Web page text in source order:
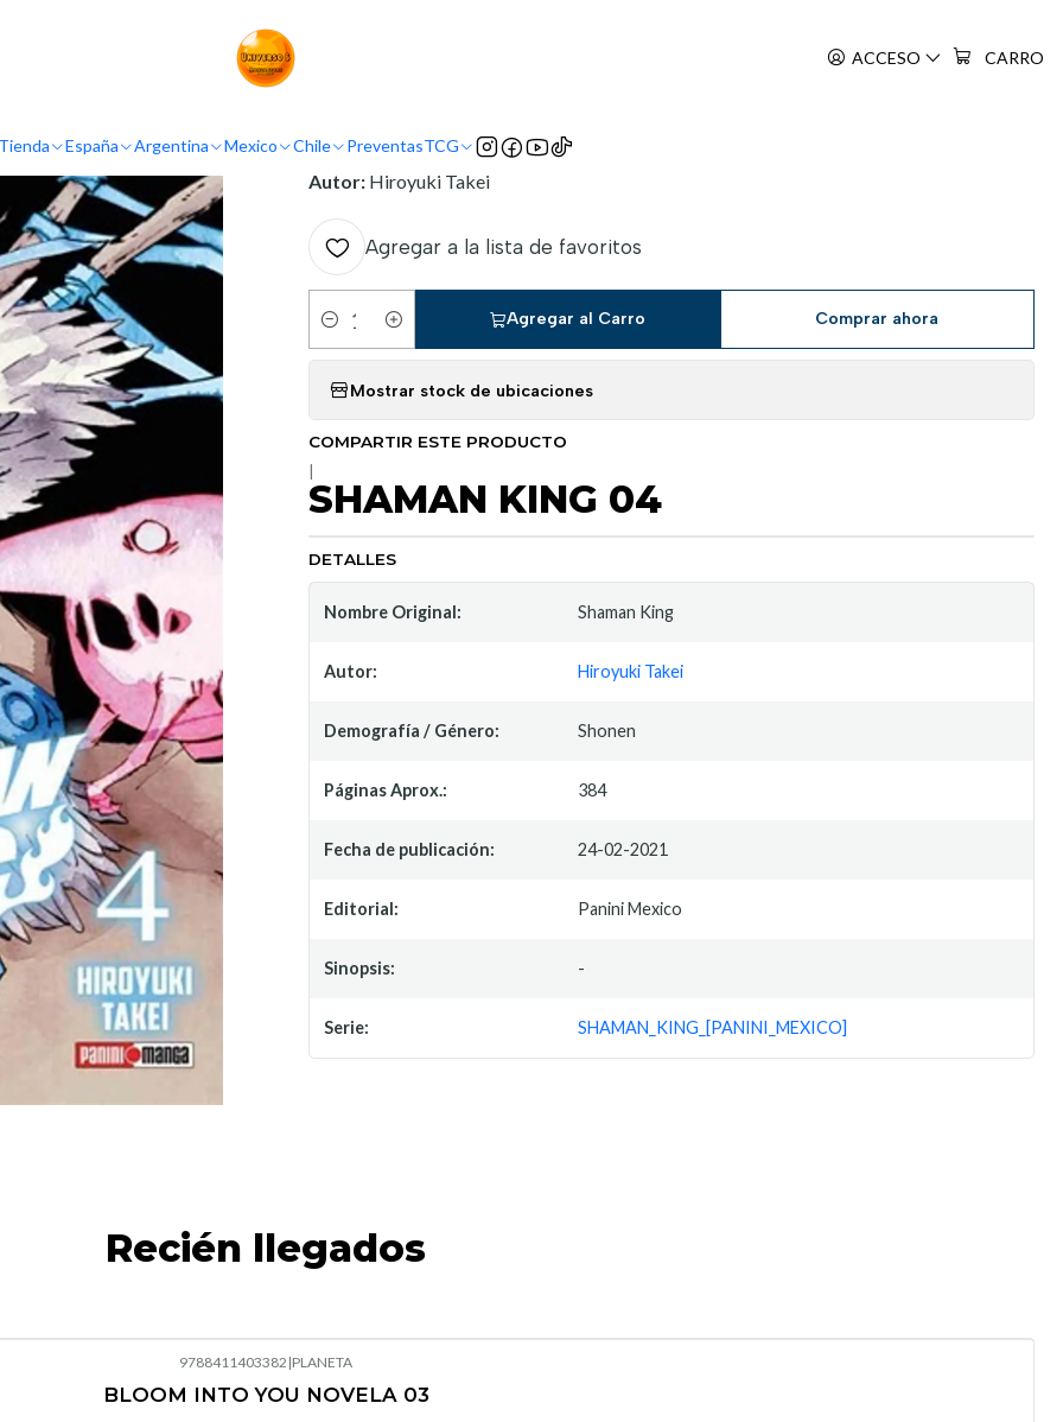
ACCESO CARRO
Tienda España Argentina Mexico Chile PreventasTCG
Nombre original:Shaman King
Autor: Hiroyuki Takei
Agregar a la lista de favoritos
Cantidad
Agregar al Carro Comprar ahora
Mostrar stock de ubicaciones
COMPARTIR ESTE PRODUCTO
SHAMAN KING 04
DETALLES
Nombre Original: Shaman King
Autor: Hiroyuki Takei
Demografía / Género: Shonen
Páginas Aprox.: 384
Fecha de publicación: 24-02-2021
Editorial: Panini Mexico
Sinopsis: -
Serie: SHAMAN_KING_[PANINI_MEXICO]
Recién llegados
9788411403382 |PLANETA
BLOOM INTO YOU NOVELA 03